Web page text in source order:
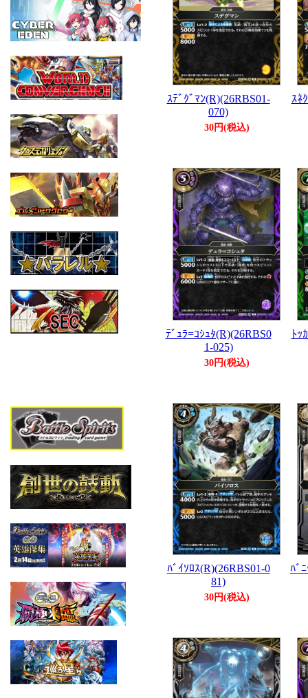
ｽﾃﾞｸﾞﾏﾝ(R)(26RBS01-
070)
30円(税込)
ｽﾈ
ﾃﾞｭﾗ=ｺｼｭﾀ(R)(26RBS0
1-025)
30円(税込)
ﾄｯ
ﾊﾞｲｿﾛｽ(R)(26RBS01-0
81)
30円(税込)
ﾊﾞ